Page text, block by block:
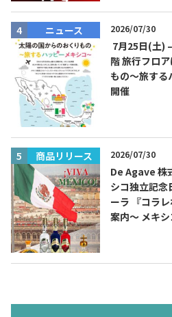
ニュース 2026/07/30
7月25日(土)
階 旅行フロ
もの～旅する
開催
商品リリース 2026/07/30
De Agave 株
シコ独立記念
ーラ 『コラ
案内〜 メキ